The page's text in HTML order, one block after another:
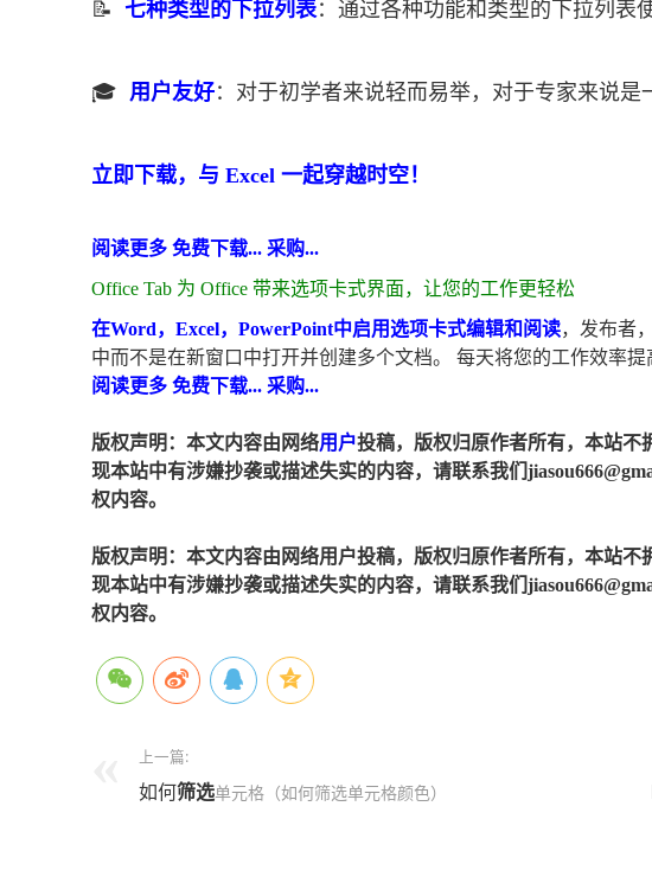
📝 七种类型的下拉列表：通过各种功能和类型的下拉列表
🎓 用户友好：对于初学者来说轻而易举，对于专家来说是
立即下载，与 Excel 一起穿越时空！
阅读更多 免费下载... 采购...
Office Tab 为 Office 带来选项卡式界面，让您的工作更轻松
在Word，Excel，PowerPoint中启用选项卡式编辑和阅读，发布者
中而不是在新窗口中打开并创建多个文档。 每天将您的工作效率提
阅读更多 免费下载... 采购...
版权声明：本文内容由网络用户投稿，版权归原作者所有，本站不
现本站中有涉嫌抄袭或描述失实的内容，请联系我们
权内容。
版权声明：本文内容由网络用户投稿，版权归原作者所有，本站
现本站中有涉嫌抄袭或描述失实的内容，请联系我们
权内容。
上一篇:
如何筛选单元格（如何筛选单元格颜色）